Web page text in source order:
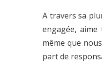
A travers sa
engagée,
même que
part de